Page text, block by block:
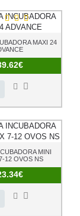
MAXI 24
MINI
12 OVOS NS